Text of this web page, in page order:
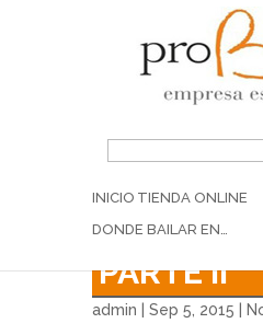
INICIO TIENDA ONLINE
DONDE BAILAR EN…
Consejos
comprar
zapatos
PARTE II
admin | Sep 5, 2015 |